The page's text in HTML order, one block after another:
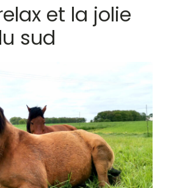
et la jolie
sud